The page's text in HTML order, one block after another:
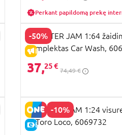
Perkant papildomą prekę
-50%
IŠPARDAVIMAS
MONSTER JAM 1:64
komplektas Car Wash,
37,25 €
74,49 €
-10%
E-KAINA
MONSTER JAM 1:24
El Toro Loco, 6069732